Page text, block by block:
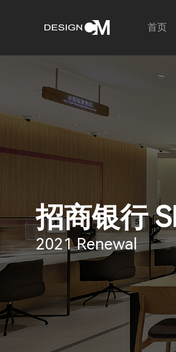
首页
招商银行
2021 Renewal